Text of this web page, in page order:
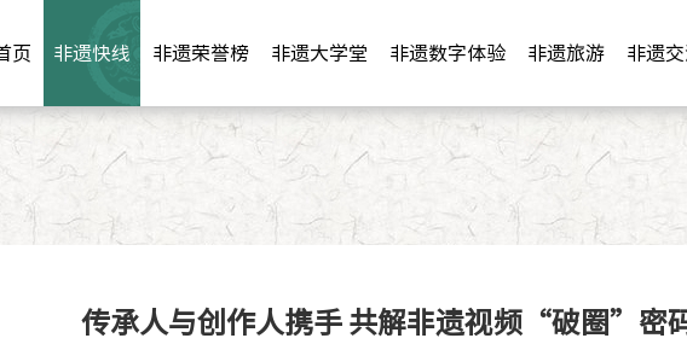
页 非遗快线 非遗荣誉榜 非遗大学堂 非遗数字体验 非遗旅游 非遗
传承人与创作人携手 共解非遗视频“破圈”密